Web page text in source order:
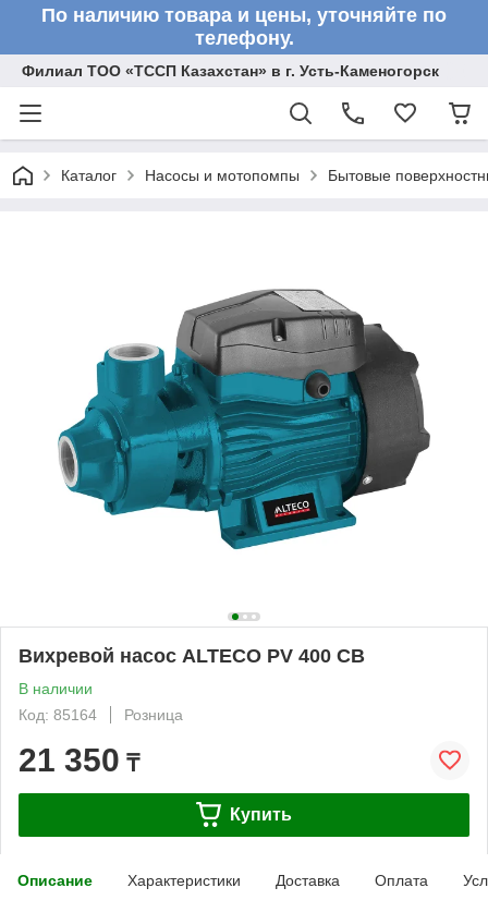
По наличию товара и цены, уточняйте по
телефону.
Филиал ТОО «ТССП Казахстан» в г. Усть-Каменогорск
Каталог Насосы и мотопомпы Бытовые
Вихревой насос ALTECO PV 400 CB
В наличии
Код: 85164
Розница
21 350 ₸
Купить
Описание Характеристики Доставка Оплата